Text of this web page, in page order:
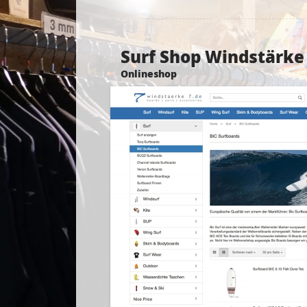
Surf Shop Windstärke
Onlineshop